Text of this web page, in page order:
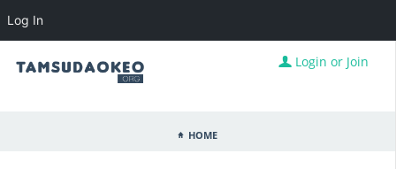
Login or Join
Home
Log In